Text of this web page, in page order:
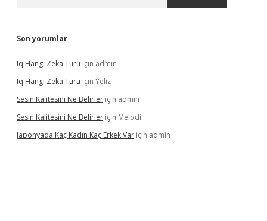
Son yorumlar
Iq Hangi Zeka Türü için admin
Iq Hangi Zeka Türü için Yeliz
Sesin Kalitesini Ne Belirler için admin
Sesin Kalitesini Ne Belirler için Melodi
Japonyada Kaç Kadın Kaç Erkek Var için admin